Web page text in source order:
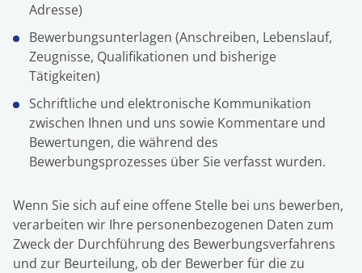
Adresse)
Bewerbungsunterlagen (Anschreiben, Lebenslauf,
Zeugnisse, Qualifikationen und bisherige
Tätigkeiten)
Schriftliche und elektronische Kommunikation
zwischen Ihnen und uns sowie Kommentare und
Bewertungen, die während des
Bewerbungsprozesses über Sie verfasst wurden.
Wenn Sie sich auf eine offene Stelle bei uns bewerben,
verarbeiten wir Ihre personenbezogenen Daten zum
Zweck der Durchführung des Bewerbungsverfahrens
und zur Beurteilung, ob der Bewerber für die zu